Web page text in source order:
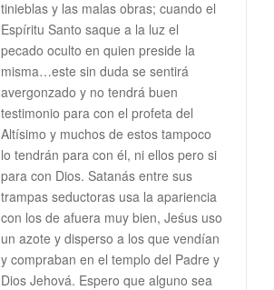
tinieblas y las malas obras; cuando el
Espíritu Santo saque a la luz el
pecado oculto en quien preside la
misma…este sin duda se sentirá
avergonzado y no tendrá buen
testimonio para con el profeta del
Altísimo y muchos de estos tampoco
lo tendrán para con él, ni ellos pero si
para con Dios. Satanás entre sus
trampas seductoras usa la apariencia
con los de afuera muy bien, Jeśus uso
un azote y disperso a los que vendían
y compraban en el templo del Padre y
Dios Jehová. Espero que alguno sea